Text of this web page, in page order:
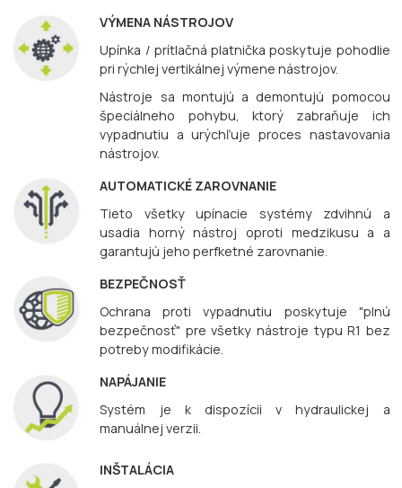
VÝMENA NÁSTROJOV
Upínka / prítlačná platnička poskytuje pohodlie
pri rýchlej vertikálnej výmene nástrojov.
Nástroje sa montujú a demontujú pomocou
špeciálneho pohybu, ktorý zabraňuje ich
vypadnutiu a urýchľuje proces nastavovania
nástrojov.
AUTOMATICKÉ ZAROVNANIE
Tieto všetky upínacie systémy zdvihnú a
usadia horný nástroj oproti medzikusu a a
garantujú jeho perfketné zarovnanie.
BEZPEČNOSŤ
Ochrana proti vypadnutiu poskytuje "plnú
bezpečnosť" pre všetky nástroje typu R1 bez
potreby modifikácie.
NAPÁJANIE
Systém je k dispozícii v hydraulickej a
manuálnej verzii.
INŠTALÁCIA